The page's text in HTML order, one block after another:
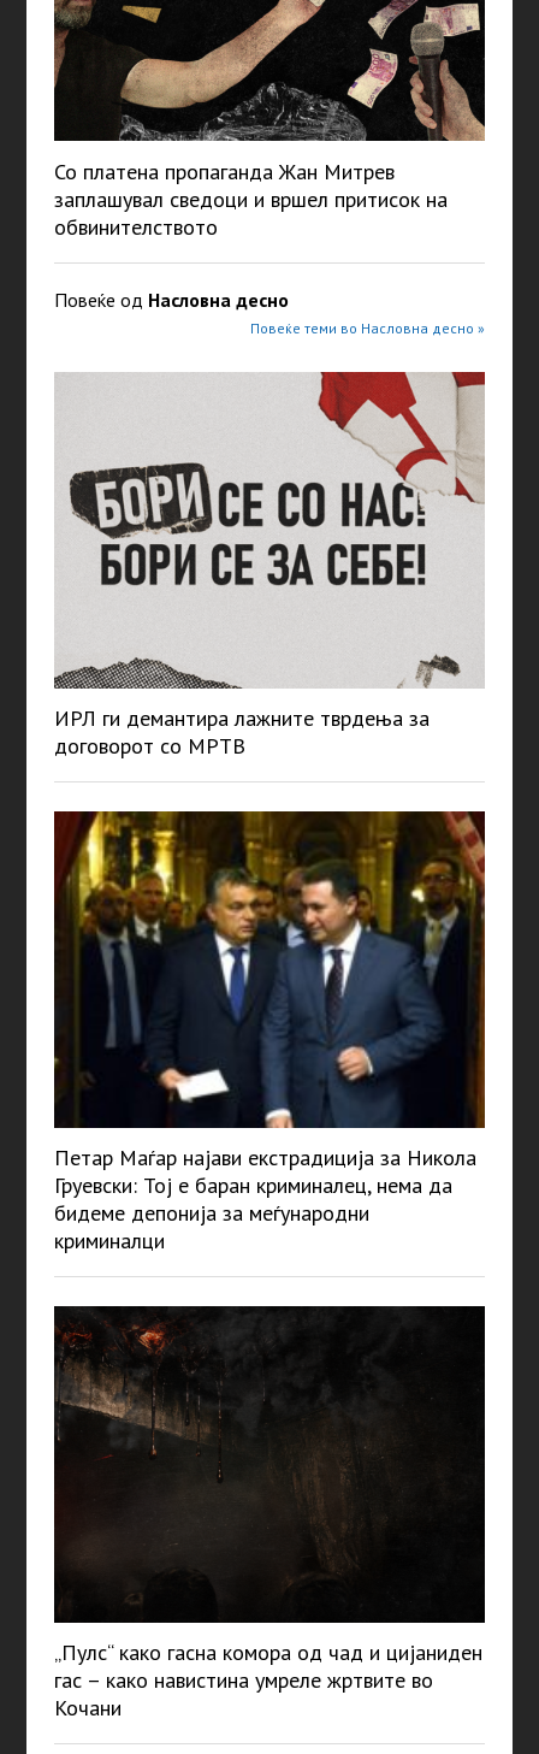
Со платена пропаганда Жан Митрев
заплашувал сведоци и вршел притисок на
обвинителството
Повеќе од Насловна десно
Повеќе теми во Насловна десно »
ИРЛ ги демантира лажните тврдења за
договорот со МРТВ
Петар Маѓар најави екстрадиција за Никола
Груевски: Тој е баран криминалец, нема да
бидеме депонија за меѓународни
криминалци
„Пулс“ како гасна комора од чад и цијаниден
гас – како навистина умреле жртвите во
Кочани